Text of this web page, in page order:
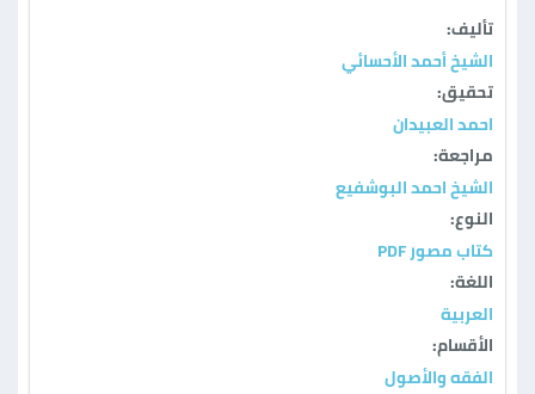
تأليف:
الشيخ أحمد الأحسائي
تحقيق:
احمد العبيدان
مراجعة:
الشيخ احمد البوشفيع
النوع:
كتاب مصور PDF
اللغة:
العربية
الأقسام:
الفقه والأصول